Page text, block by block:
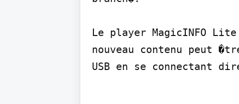
Le player MagicINFO
nouveau contenu peut
USB en se connectant